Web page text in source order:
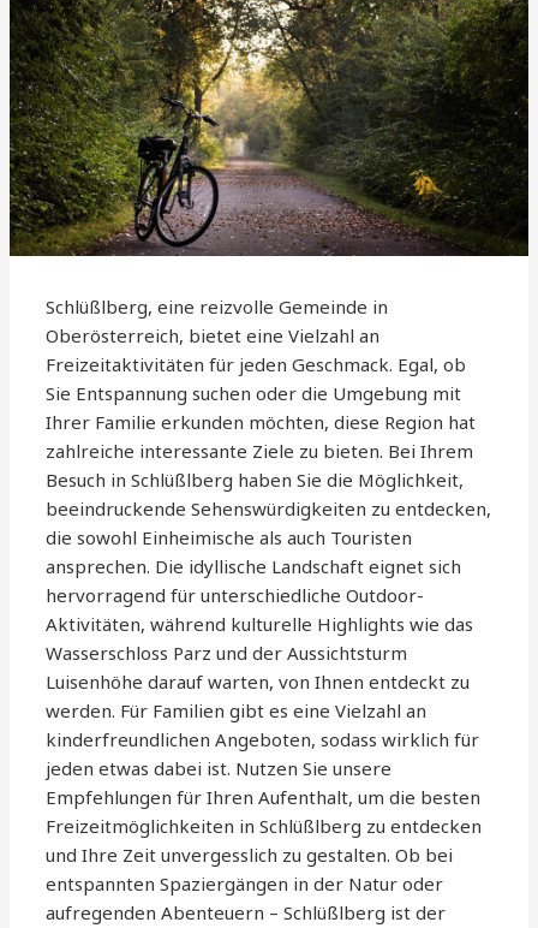
Schlüßlberg, eine reizvolle Gemeinde in
Oberösterreich, bietet eine Vielzahl an
Freizeitaktivitäten für jeden Geschmack. Egal, ob
Sie Entspannung suchen oder die Umgebung mit
Ihrer Familie erkunden möchten, diese Region hat
zahlreiche interessante Ziele zu bieten. Bei Ihrem
Besuch in Schlüßlberg haben Sie die Möglichkeit,
beeindruckende Sehenswürdigkeiten zu entdecken,
die sowohl Einheimische als auch Touristen
ansprechen. Die idyllische Landschaft eignet sich
hervorragend für unterschiedliche Outdoor-
Aktivitäten, während kulturelle Highlights wie das
Wasserschloss Parz und der Aussichtsturm
Luisenhöhe darauf warten, von Ihnen entdeckt zu
werden. Für Familien gibt es eine Vielzahl an
kinderfreundlichen Angeboten, sodass wirklich für
jeden etwas dabei ist. Nutzen Sie unsere
Empfehlungen für Ihren Aufenthalt, um die besten
Freizeitmöglichkeiten in Schlüßlberg zu entdecken
und Ihre Zeit unvergesslich zu gestalten. Ob bei
entspannten Spaziergängen in der Natur oder
aufregenden Abenteuern – Schlüßlberg ist der